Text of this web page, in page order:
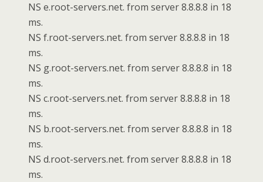
NS e.root-servers.net. from server 8.8.8.8 in 18
ms.
NS f.root-servers.net. from server 8.8.8.8 in 18
ms.
NS g.root-servers.net. from server 8.8.8.8 in 18
ms.
NS c.root-servers.net. from server 8.8.8.8 in 18
ms.
NS b.root-servers.net. from server 8.8.8.8 in 18
ms.
NS d.root-servers.net. from server 8.8.8.8 in 18
ms.